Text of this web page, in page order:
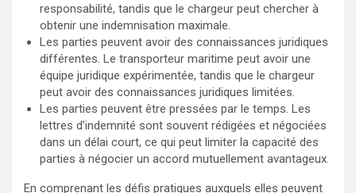
responsabilité, tandis que le chargeur peut chercher à
obtenir une indemnisation maximale.
Les parties peuvent avoir des connaissances juridiques
différentes. Le transporteur maritime peut avoir une
équipe juridique expérimentée, tandis que le chargeur
peut avoir des connaissances juridiques limitées.
Les parties peuvent être pressées par le temps. Les
lettres d’indemnité sont souvent rédigées et négociées
dans un délai court, ce qui peut limiter la capacité des
parties à négocier un accord mutuellement avantageux.
En comprenant les défis pratiques auxquels elles peuvent